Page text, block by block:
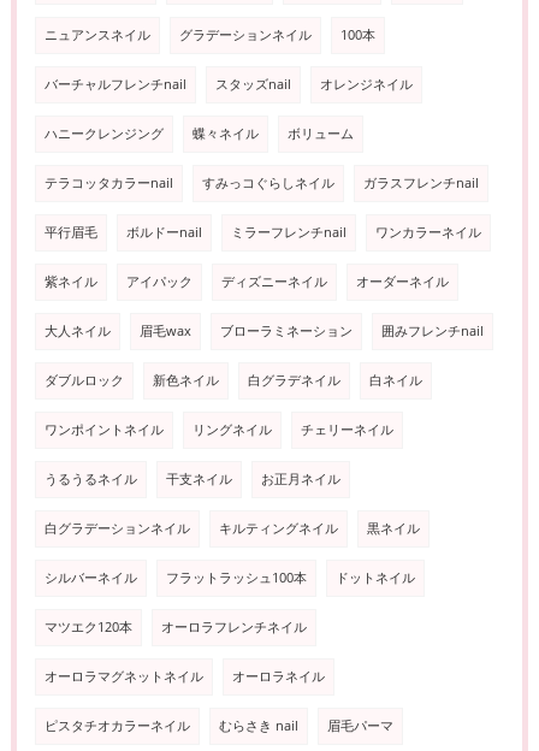
ニュアンスネイル グラデーションネイル 100本
バーチャルフレンチnail スタッズnail オレンジネイル
ハニークレンジング 蝶々ネイル ボリューム
テラコッタカラーnail すみっコぐらしネイル ガラスフレンチnail
平行眉毛 ボルドーnail ミラーフレンチnail ワンカラーネイル
紫ネイル アイパック ディズニーネイル オーダーネイル
大人ネイル 眉毛wax ブローラミネーション 囲みフレンチnail
ダブルロック 新色ネイル 白グラデネイル 白ネイル
ワンポイントネイル リングネイル チェリーネイル
うるうるネイル 干支ネイル お正月ネイル
白グラデーションネイル キルティングネイル 黒ネイル
シルバーネイル フラットラッシュ100本 ドットネイル
マツエク120本 オーロラフレンチネイル
オーロラマグネットネイル オーロラネイル
ピスタチオカラーネイル むらさき nail 眉毛パーマ